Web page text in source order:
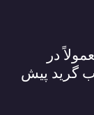
در
گرید پیش